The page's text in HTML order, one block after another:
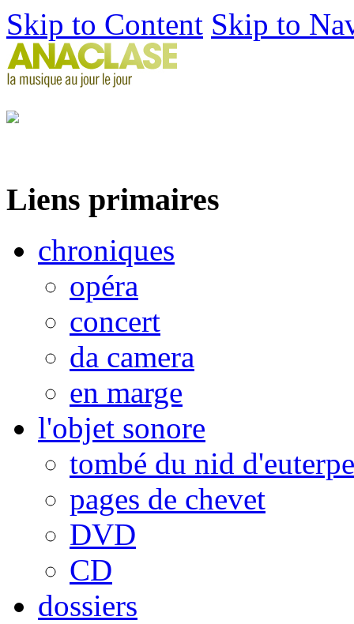
Skip to Content Skip to
Liens primaires
chroniques
opéra
concert
da camera
en marge
l'objet sonore
tombé du nid d'euterpe
pages de chevet
DVD
CD
dossiers